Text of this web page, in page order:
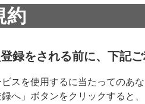
約
登録をされる前に、下記
スを使用するに当たってのあ
録へ」ボタンをクリックすると